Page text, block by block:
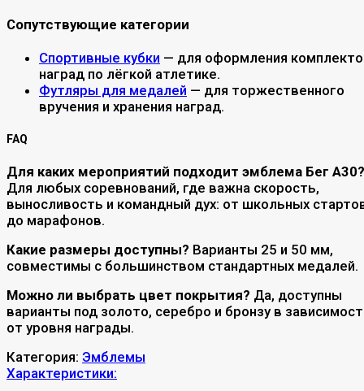
Сопутствующие категории
Спортивные кубки — для оформления
наград по лёгкой атлетике.
Футляры для медалей — для торжественного
вручения и хранения наград.
FAQ
Для каких мероприятий подходит эмблема Бег A30?
Для любых соревнований, где важна скорость,
выносливость и командный дух: от школьных
до марафонов.
Какие размеры доступны? Варианты 25 и 50 мм,
совместимы с большинством стандартных медалей.
Можно ли выбрать цвет покрытия? Да, доступны
варианты под золото, серебро и бронзу в
от уровня награды.
Категория: Эмблемы
Характеристики: